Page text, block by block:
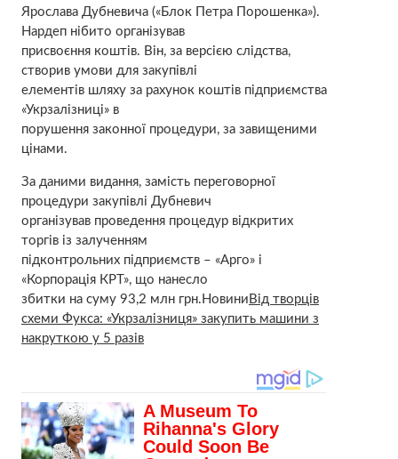
Ярослава Дубневича («Блок Петра Порошенка»).
Нардеп нібито організував
присвоєння коштів. Він, за версією слідства,
створив умови для закупівлі
елементів шляху за рахунок коштів підприємства
«Укрзалізниці» в
порушення законної процедури, за завищеними
цінами.
За даними видання, замість переговорної
процедури закупівлі Дубневич
організував проведення процедур відкритих
торгів із залученням
підконтрольних підприємств – «Арго» і
«Корпорація КРТ», що нанесло
збитки на суму 93,2 млн грн.Новини Від творців
схеми Фукса: «Укрзалізниця» закупить машини з
накруткою у 5 разів